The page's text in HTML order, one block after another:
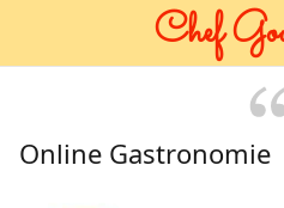
Chef
Online Gastronomie